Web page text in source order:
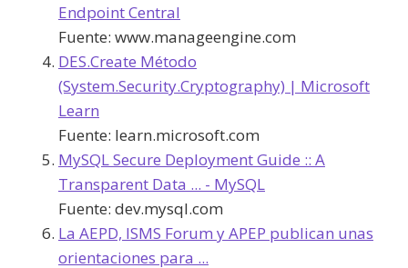
Endpoint Central
Fuente: www.manageengine.com
DES.Create Método
(System.Security.Cryptography) | Microsoft
Learn
Fuente: learn.microsoft.com
MySQL Secure Deployment Guide :: A
Transparent Data ... - MySQL
Fuente: dev.mysql.com
La AEPD, ISMS Forum y APEP publican unas
orientaciones para ...